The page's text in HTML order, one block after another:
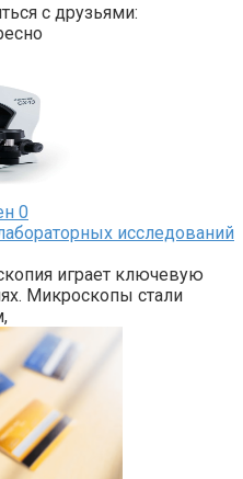
с друзьями:
0
исследований
играет ключевую
Микроскопы стали